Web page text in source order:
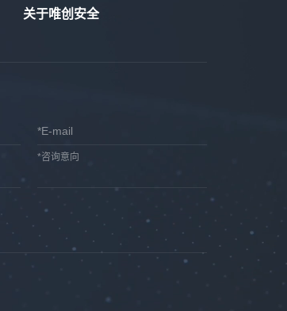
关于唯创安全
*E-mail
*咨询意向